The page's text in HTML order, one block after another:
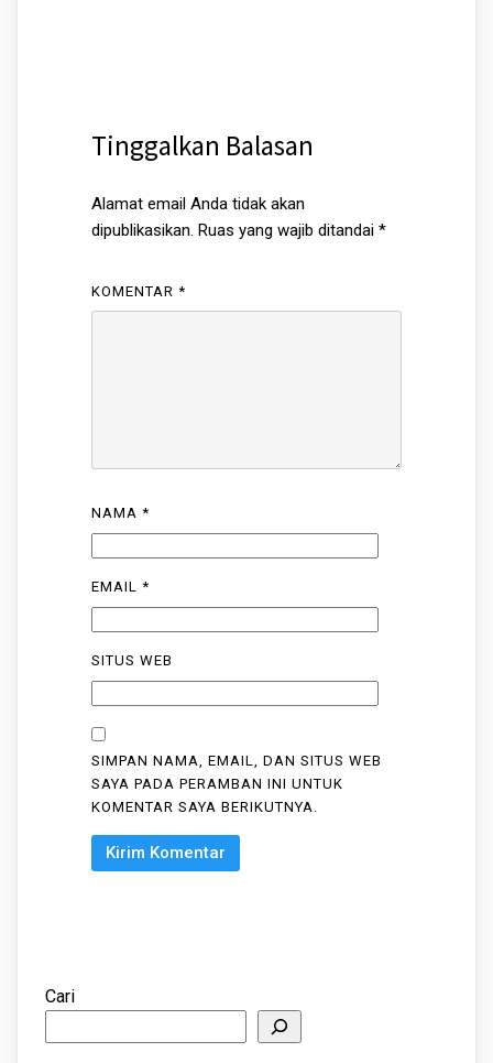
Tinggalkan Balasan
Alamat email Anda tidak akan
dipublikasikan. Ruas yang wajib ditandai *
KOMENTAR *
NAMA *
EMAIL *
SITUS WEB
SIMPAN NAMA, EMAIL, DAN SITUS WEB
SAYA PADA PERAMBAN INI UNTUK
KOMENTAR SAYA BERIKUTNYA.
Cari